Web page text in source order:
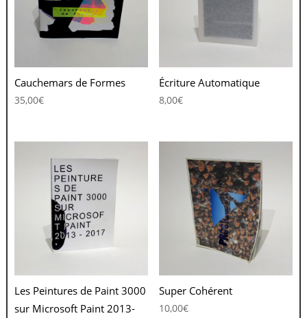
Cauchemars de Formes
35,00€
Écriture Automatique
8,00€
Les Peintures de Paint 3000
sur Microsoft Paint 2013-
Super Cohérent
10,00€